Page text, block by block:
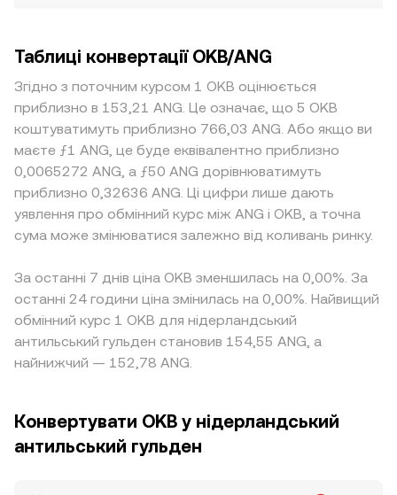
Таблиці конвертації OKB/ANG
Згідно з поточним курсом 1 OKB оцінюється
приблизно в 153,21 ANG. Це означає, що 5 OKB
коштуватимуть приблизно 766,03 ANG. Або якщо ви
маєте ƒ1 ANG, це буде еквівалентно приблизно
0,0065272 ANG, а ƒ50 ANG дорівнюватимуть
приблизно 0,32636 ANG. Ці цифри лише дають
уявлення про обмінний курс між ANG і OKB, а точна
сума може змінюватися залежно від коливань ринку.
За останні 7 днів ціна OKB зменшилась на 0,00%. За
останні 24 години ціна змінилась на 0,00%. Найвищий
обмінний курс 1 OKB для нідерландський
антильський гульден становив 154,55 ANG, а
найнижчий — 152,78 ANG.
Конвертувати OKB у нідерландський
антильський гульден